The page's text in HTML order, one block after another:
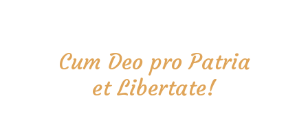
Cum Deo pro Patria
et Libertate!